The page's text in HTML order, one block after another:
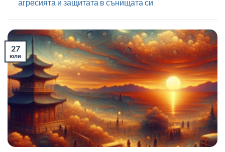
агресията и защитата в сънищата си
27
юли